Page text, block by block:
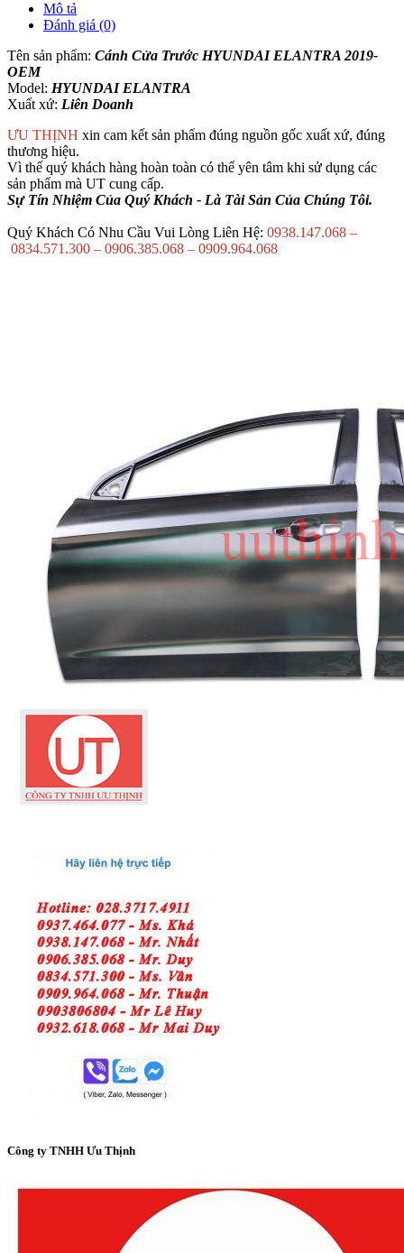
Mô tả
Đánh giá (0)
Tên sản phẩm: Cánh Cửa Trước HYUNDAI ELANTRA 2019-
OEM
Model: HYUNDAI ELANTRA
Xuất xứ: Liên Doanh
ƯU THỊNH xin cam kết sản phẩm đúng nguồn gốc xuất xứ, đúng
thương hiệu.
Vì thế quý khách hàng hoàn toàn có thể yên tâm khi sử dụng các
sản phẩm mà UT cung cấp.
Sự Tín Nhiệm Của Quý Khách - Là Tài Sản Của Chúng Tôi.
Quý Khách Có Nhu Cầu Vui Lòng Liên Hệ: 0938.147.068 –
0834.571.300 – 0906.385.068 – 0909.964.068
Công ty TNHH Ưu Thịnh